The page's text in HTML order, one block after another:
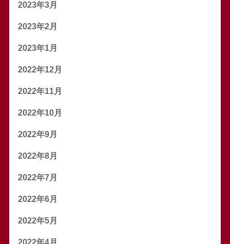
2023年3月
2023年2月
2023年1月
2022年12月
2022年11月
2022年10月
2022年9月
2022年8月
2022年7月
2022年6月
2022年5月
2022年4月